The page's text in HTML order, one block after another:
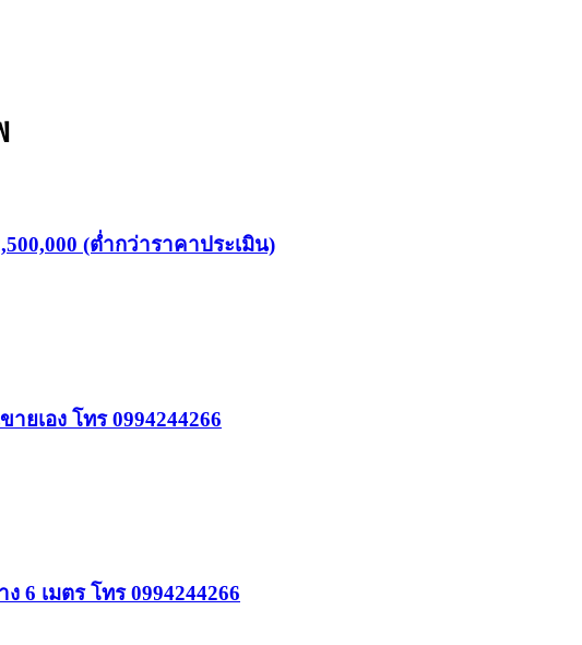
(ต่ำกว่าราคาประเมิน)
เอง โทร 0994244266
เมตร โทร 0994244266